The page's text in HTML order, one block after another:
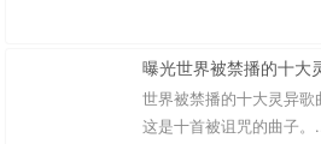
曝光世界被禁播的十大
世界被禁播的十大灵异歌
这是十首被诅咒的曲子。